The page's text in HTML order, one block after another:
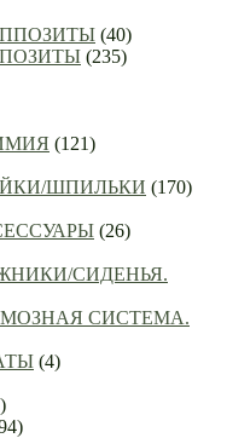
(40)
(235)
(121)
ШПИЛЬКИ (170)
(26)
СИДЕНЬЯ.
СИСТЕМА.
(4)